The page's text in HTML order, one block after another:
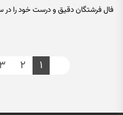
فال فرشتگان دقیق و درست خود را در
۱ ۲ ۳